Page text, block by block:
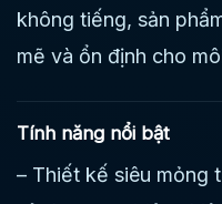
không tiếng, sản
mẽ và ổn định cho
Tính năng nổi bật
– Thiết kế siêu mỏng